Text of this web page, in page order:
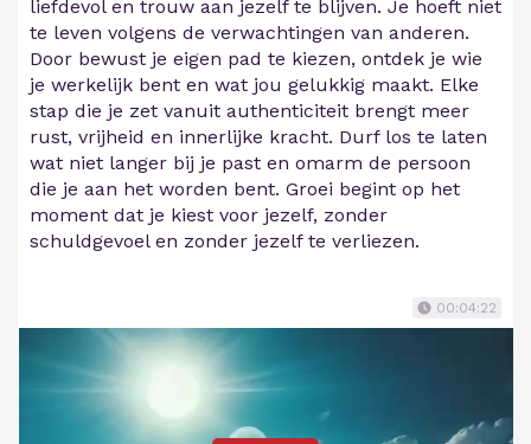
liefdevol en trouw aan jezelf te blijven. Je hoeft niet
te leven volgens de verwachtingen van anderen.
Door bewust je eigen pad te kiezen, ontdek je wie
je werkelijk bent en wat jou gelukkig maakt. Elke
stap die je zet vanuit authenticiteit brengt meer
rust, vrijheid en innerlijke kracht. Durf los te laten
wat niet langer bij je past en omarm de persoon
die je aan het worden bent. Groei begint op het
moment dat je kiest voor jezelf, zonder
schuldgevoel en zonder jezelf te verliezen.
00:04:22